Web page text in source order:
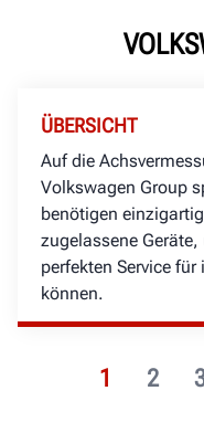
1 2
ÜBERSICHT
Auf die
Volkswagen Group
benötigen
zugelassene
perfekten Service
können.